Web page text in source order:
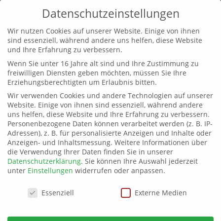
Politische Versagen:
Gasmangel mit Ansage
von buendnis-c |29. Jan. 2026|allgemein
Datenschutzeinstellungen
Wir nutzen Cookies auf unserer Website. Einige von ihnen
sind essenziell, während andere uns helfen, diese Website
und Ihre Erfahrung zu verbessern.
Wenn Sie unter 16 Jahre alt sind und Ihre Zustimmung zu
freiwilligen Diensten geben möchten, müssen Sie Ihre
Erziehungsberechtigten um Erlaubnis bitten.
Wir verwenden Cookies und andere Technologien auf unserer
Website. Einige von ihnen sind essenziell, während andere
uns helfen, diese Website und Ihre Erfahrung zu verbessern.
Personenbezogene Daten können verarbeitet werden (z. B. IP-
Adressen), z. B. für personalisierte Anzeigen und Inhalte oder
Anzeigen- und Inhaltsmessung. Weitere Informationen über
die Verwendung Ihrer Daten finden Sie in unserer
Datenschutzerklärung. Sie können Ihre Auswahl jederzeit
unter Einstellungen widerrufen oder anpassen.
Datenschutzeinstellungen
Essenziell Externe Medien